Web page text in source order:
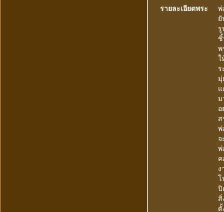
รายละเอียดพระ
พ่
รู
ชิ้
พ
ใ
ร
มุ่
แ
ม
อ
ส
พ่
จ
พ่
ง
โ
ปิ
สิ่
ตั้